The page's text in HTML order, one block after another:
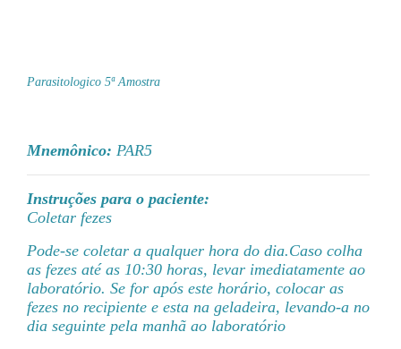
Parasitologico 5ª Amostra
Mnemônico: PAR5
Instruções para o paciente:
Coletar fezes
Pode-se coletar a qualquer hora do dia.Caso colha
as fezes até as 10:30 horas, levar imediatamente ao
laboratório. Se for após este horário, colocar as
fezes no recipiente e esta na geladeira, levando-a no
dia seguinte pela manhã ao laboratório